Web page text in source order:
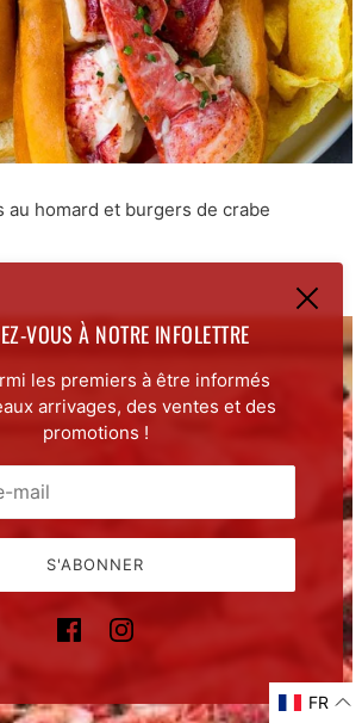
VOUS À NOTRE INFOLETTRE
les premiers à être informés
arrivages, des ventes et des
promotions !
S'ABONNER
par hCaptcha, et laPolitique de
au homard et burgers de crabe
FR